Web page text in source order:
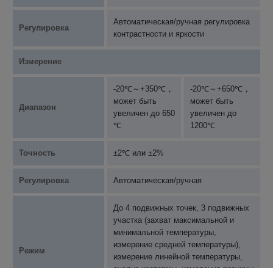
Регулировка
Автоматическая/ручная регулировка
контрастности и яркости
Измерение
Диапазон
-20℃～+350℃，
может быть
увеличен до 650
℃
-20℃～+650℃，
может быть
увеличен до
1200℃
Точность ±2℃ или ±2%
Регулировка Автоматическая/ручная
Режим
До 4 подвижных точек, 3 подвижных
участка (захват максимальной и
минимальной температуры,
измерение средней температуры),
измерение линейной температуры,